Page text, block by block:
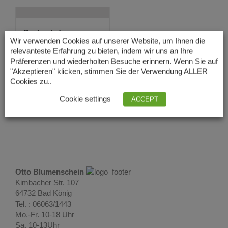
Rochenleder
Armspange in grün
54,00€ Lieferzeit: 3 – 5
Tage
Otto Blumenschein
Kimbacher Str. 107
64732 Bad König
Tel. : 06063/1443
Mo.-Fr. 10-18 Uhr
Sa. 10-13Uhr
Wir verwenden Cookies auf unserer Website, um Ihnen die
relevanteste Erfahrung zu bieten, indem wir uns an Ihre
Präferenzen und wiederholten Besuche erinnern. Wenn Sie auf
"Akzeptieren" klicken, stimmen Sie der Verwendung ALLER
Cookies zu..
Cookie settings ACCEPT